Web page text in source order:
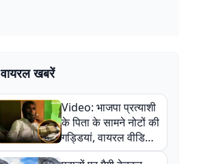
वायरल खबरें
Video: भाजपा प्रत्याशी
के पिता के सामने नोटों की
गड्डियां, वायरल वीडियो
से राजनीति में उबाल,